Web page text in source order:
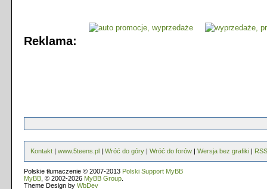
Reklama:
Kontakt | www.5teens.pl | Wróć do góry | Wróć do forów | Wersja bez grafiki | RSS
Polskie tłumaczenie © 2007-2013 Polski Support MyBB
MyBB , © 2002-2026 MyBB Group
Theme Design by WbDev